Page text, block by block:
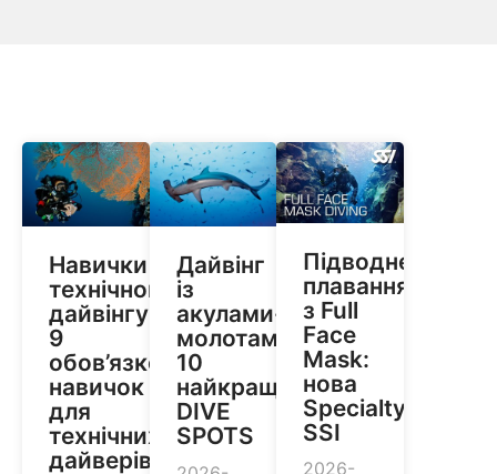
Навички
технічного
дайвінгу:
9
обов’язкових
навичок
для
технічних
дайверів
Дайвінг
із
акулами-
молотами:
10
найкращих
DIVE
SPOTS
Підводне
плавання
з Full
Face
Mask:
нова
Specialty
SSI
2026-